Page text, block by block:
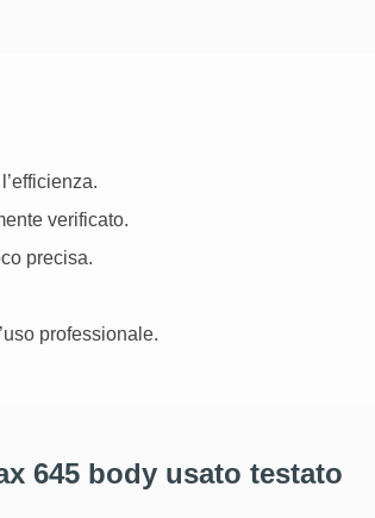
verificato.
precisa.
professionale.
645 body usato testato